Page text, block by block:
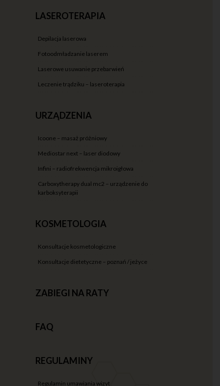
LASEROTERAPIA
depilacja laserowa
fotoodmładzanie laserem
laserowe usuwanie przebarwień
leczenie trądziku – laseroterapia
URZĄDZENIA
icoone – masaż próżniowy
mediostar next – laser diodowy
infini – radiofrekwencja mikroigłowa
carboxytherapy dual mc2 – urządzenie do
karboksyterapii
KOSMETOLOGIA
konsultacje kosmetologiczne
konsultacje dietetyczne – poznań / jeżyce
ZABIEGI NA RATY
FAQ
REGULAMINY
regulamin umawiania wizyt